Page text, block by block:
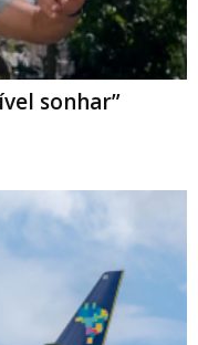
sonhar”